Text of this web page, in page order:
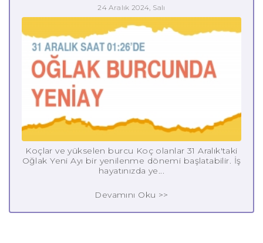
24 Aralık 2024, Salı
Koçlar ve yükselen burcu Koç olanlar 31 Aralık'taki
Oğlak Yeni Ayı bir yenilenme dönemi başlatabilir. İş
hayatınızda ye...
Devamını Oku >>